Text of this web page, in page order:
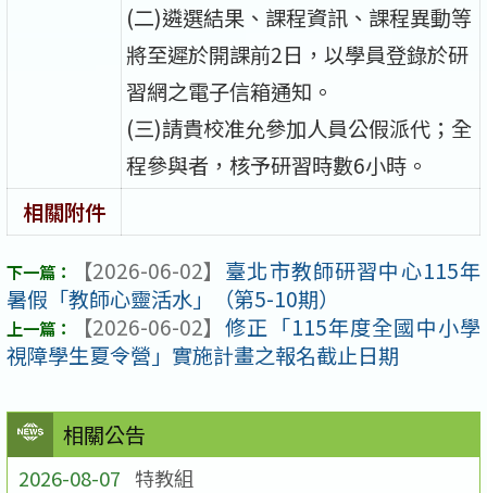
相關公告
2026-08-07 特教組
(二)遴選結果、課程資訊、課程異動等
將至遲於開課前2日，以學員登錄於研
習網之電子信箱通知。
(三)請貴校准允參加人員公假派代；全
程參與者，核予研習時數6小時。
相關附件
【2026-06-02】 臺北市教師研習中心115年
暑假「教師心靈活水」（第5-10期）
【2026-06-02】 修正「115年度全國中小學
視障學生夏令營」實施計畫之報名截止日期